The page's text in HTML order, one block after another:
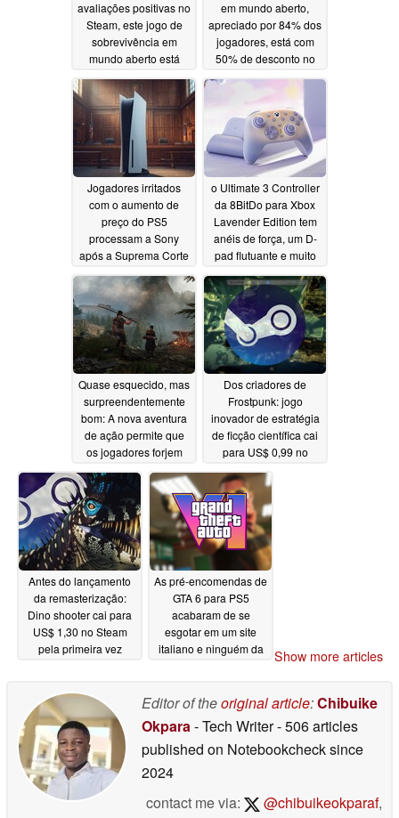
avaliações positivas no
Steam, este jogo de
sobrevivência em
mundo aberto está
atualmente com 50%
de desconto05/21/2026
em mundo aberto,
apreciado por 84% dos
jogadores, está com
50% de desconto no
Steam05/20/2026
Jogadores irritados
com o aumento de
preço do PS5
processam a Sony
após a Suprema Corte
rejeitar as tarifas
05/19/2026
o Ultimate 3 Controller
da 8BitDo para Xbox
Lavender Edition tem
anéis de força, um D-
pad flutuante e muito
mais05/19/2026
Quase esquecido, mas
surpreendentemente
bom: A nova aventura
de ação permite que
os jogadores forjem
suas próprias espadas
05/18/2026
Dos criadores de
Frostpunk: jogo
inovador de estratégia
de ficção científica cai
para US$ 0,99 no
Steam05/18/2026
Antes do lançamento
da remasterização:
Dino shooter cai para
US$ 1,30 no Steam
pela primeira vez
As pré-encomendas de
GTA 6 para PS5
acabaram de se
esgotar em um site
italiano e ninguém da
Show more articles
Editor of theoriginal article:Chibuike
Okpara- Tech Writer- 506 articles
published on Notebookchecksince
2024
contact me via:
@chibuikeokparaf,